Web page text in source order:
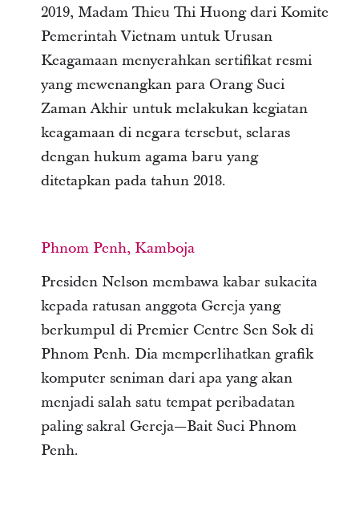
2019, Madam Thieu Thi Huong dari Komite
Pemerintah Vietnam untuk Urusan
Keagamaan menyerahkan sertifikat resmi
yang mewenangkan para Orang Suci
Zaman Akhir untuk melakukan kegiatan
keagamaan di negara tersebut, selaras
dengan hukum agama baru yang
ditetapkan pada tahun 2018.
Phnom Penh, Kamboja
Presiden Nelson membawa kabar sukacita
kepada ratusan anggota Gereja yang
berkumpul di Premier Centre Sen Sok di
Phnom Penh. Dia memperlihatkan grafik
komputer seniman dari apa yang akan
menjadi salah satu tempat peribadatan
paling sakral Gereja—Bait Suci Phnom
Penh.